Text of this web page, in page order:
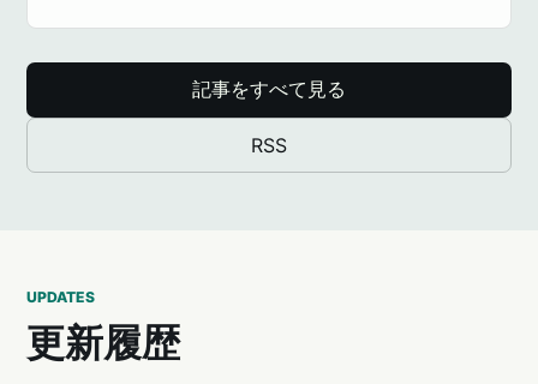
記事をすべて見る
RSS
UPDATES
更新履歴